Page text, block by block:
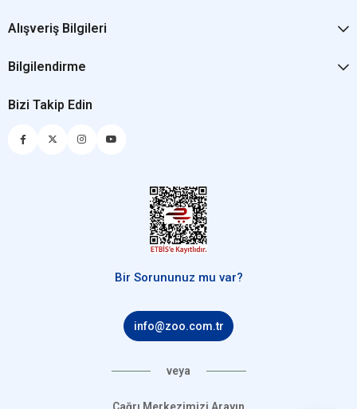
Alışveriş Bilgileri
Bilgilendirme
Bizi Takip Edin
Bir Sorununuz mu var?
info@zoo.com.tr
veya
Çağrı Merkezimizi Arayın